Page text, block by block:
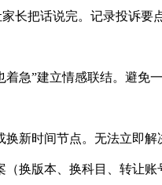
长把话说完。记录投诉
急”建立情感联结。避免
新时间节点。无法立即解
换版本、换科目、转让账